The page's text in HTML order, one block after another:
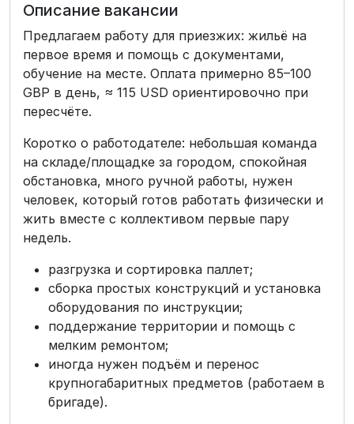
Описание вакансии
Предлагаем работу для приезжих: жильё на
первое время и помощь с документами,
обучение на месте. Оплата примерно 85–100
GBP в день, ≈ 115 USD ориентировочно при
пересчёте.
Коротко о работодателе: небольшая команда
на складе/площадке за городом, спокойная
обстановка, много ручной работы, нужен
человек, который готов работать физически и
жить вместе с коллективом первые пару
недель.
разгрузка и сортировка паллет;
сборка простых конструкций и установка
оборудования по инструкции;
поддержание территории и помощь с
мелким ремонтом;
иногда нужен подъём и перенос
крупногабаритных предметов (работаем в
бригаде).